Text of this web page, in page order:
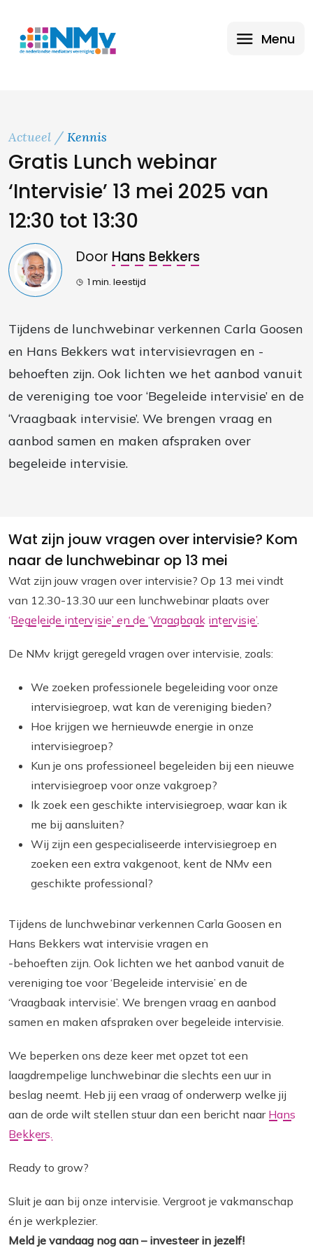
Menu
Actueel Kennis
Gratis Lunch webinar
‘Intervisie’ 13 mei 2025 van
12:30 tot 13:30
Door Hans Bekkers
1 min. leestijd
Tijdens de lunchwebinar verkennen Carla Goosen
en Hans Bekkers wat intervisievragen en -
behoeften zijn. Ook lichten we het aanbod vanuit
de vereniging toe voor ‘Begeleide intervisie’ en de
‘Vraagbaak intervisie’. We brengen vraag en
aanbod samen en maken afspraken over
begeleide intervisie.
Wat zijn jouw vragen over intervisie? Kom
naar de lunchwebinar op 13 mei
Wat zijn jouw vragen over intervisie? Op 13 mei vindt
van 12.30-13.30 uur een lunchwebinar plaats over
‘Begeleide intervisie’ en de ‘Vraagbaak intervisie’.
De NMv krijgt geregeld vragen over intervisie, zoals:
We zoeken professionele begeleiding voor onze
intervisiegroep, wat kan de vereniging bieden?
Hoe krijgen we hernieuwde energie in onze
intervisiegroep?
Kun je ons professioneel begeleiden bij een nieuwe
intervisiegroep voor onze vakgroep?
Ik zoek een geschikte intervisiegroep, waar kan ik
me bij aansluiten?
Wij zijn een gespecialiseerde intervisiegroep en
zoeken een extra vakgenoot, kent de NMv een
geschikte professional?
Tijdens de lunchwebinar verkennen Carla Goosen en
Hans Bekkers wat intervisie vragen en
-behoeften zijn. Ook lichten we het aanbod vanuit de
vereniging toe voor ‘Begeleide intervisie’ en de
‘Vraagbaak intervisie’. We brengen vraag en aanbod
samen en maken afspraken over begeleide intervisie.
We beperken ons deze keer met opzet tot een
laagdrempelige lunchwebinar die slechts een uur in
beslag neemt. Heb jij een vraag of onderwerp welke jij
aan de orde wilt stellen stuur dan een bericht naar Hans
Bekkers.
Ready to grow?
Sluit je aan bij onze intervisie. Vergroot je vakmanschap
én je werkplezier.
Meld je vandaag nog aan – investeer in jezelf!